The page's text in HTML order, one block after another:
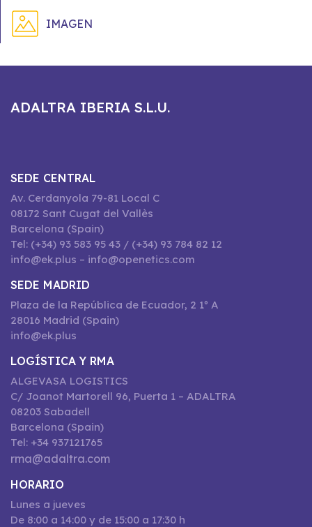
IMAGEN
ADALTRA IBERIA S.L.U.
SEDE CENTRAL
Av. Cerdanyola 79-81 Local C
08172 Sant Cugat del Vallès
Barcelona (Spain)
Tel: (+34) 93 583 95 43 / (+34) 93 784 82 12
info@ek.plus – info@openetics.com
SEDE MADRID
Plaza de la República de Ecuador, 2 1º A
28016 Madrid (Spain)
info@ek.plus
LOGÍSTICA Y RMA
ALGEVASA LOGISTICS
C/ Joanot Martorell 96, Puerta 1 – ADALTRA
08203 Sabadell
Barcelona (Spain)
Tel: +34 937121765
rma@adaltra.com
HORARIO
Lunes a jueves
De 8:00 a 14:00 y de 15:00 a 17:30 h